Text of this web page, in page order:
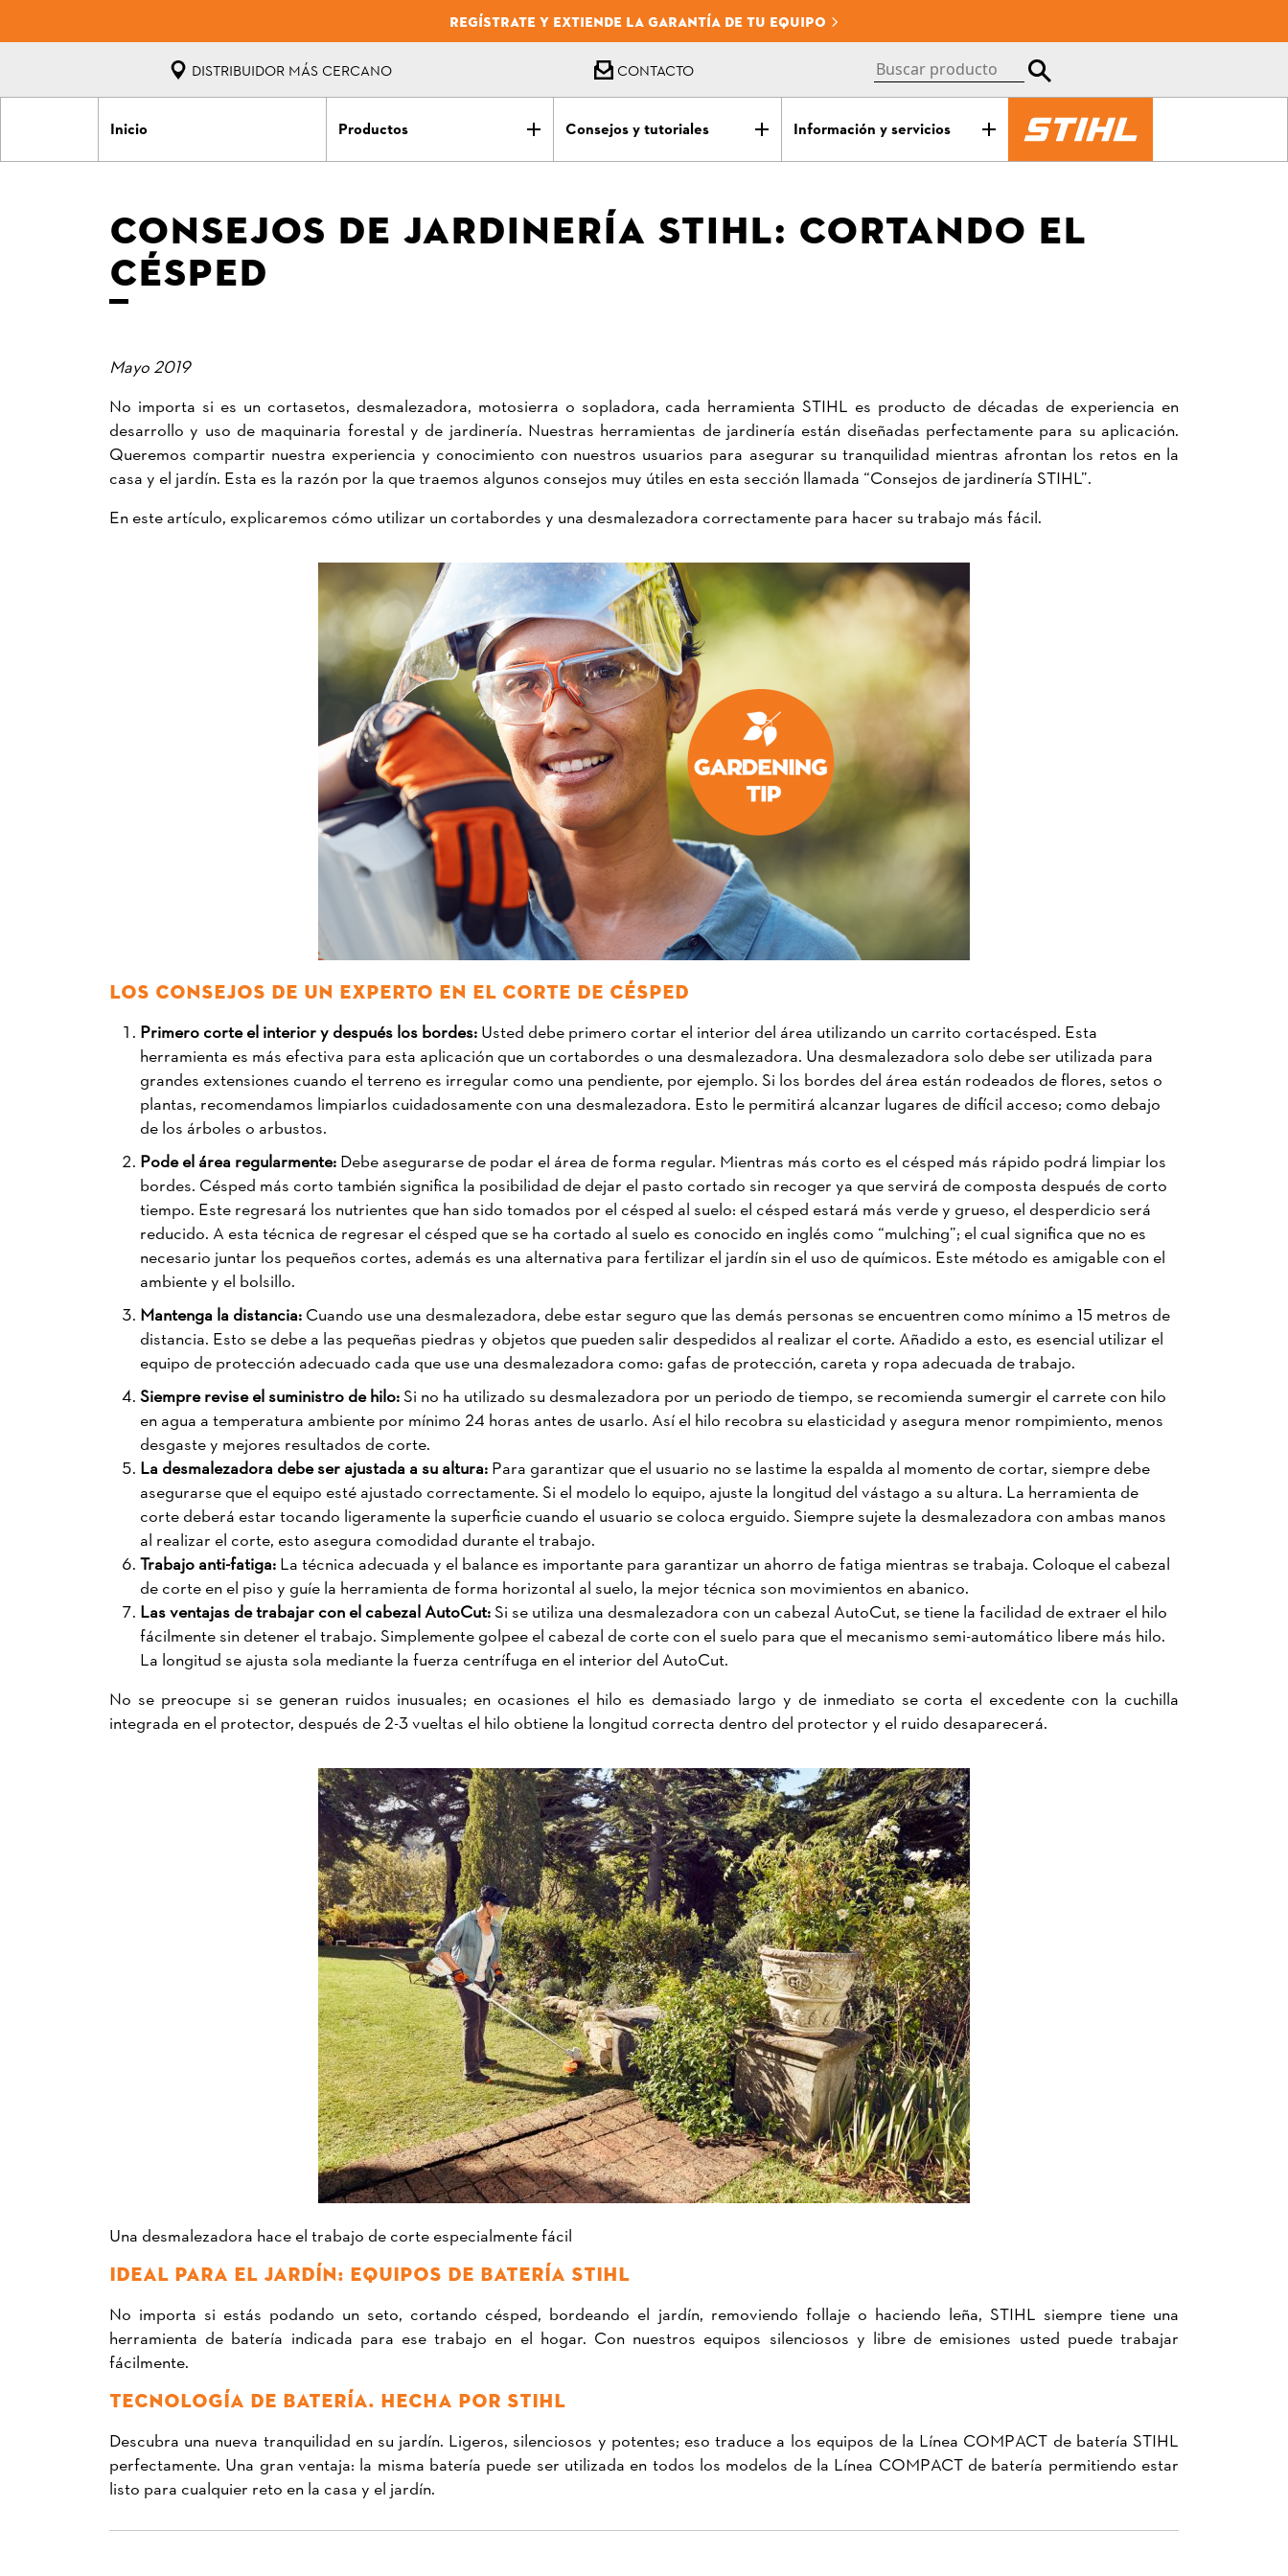
REGÍSTRATE Y EXTIENDE LA GARANTÍA DE TU EQUIPO
DISTRIBUIDOR MÁS CERCANO CONTACTO
Inicio Productos Consejos y tutoriales Información y servicios
CONSEJOS DE JARDINERÍA STIHL: CORTANDO EL
CÉSPED
Mayo 2019
No importa si es un cortasetos, desmalezadora, motosierra o sopladora, cada herramienta STIHL es producto de décadas de experiencia en
desarrollo y uso de maquinaria forestal y de jardinería. Nuestras herramientas de jardinería están diseñadas perfectamente para su aplicación.
Queremos compartir nuestra experiencia y conocimiento con nuestros usuarios para asegurar su tranquilidad mientras afrontan los retos en la
casa y el jardín. Esta es la razón por la que traemos algunos consejos muy útiles en esta sección llamada “Consejos de jardinería STIHL”.
En este artículo, explicaremos cómo utilizar un cortabordes y una desmalezadora correctamente para hacer su trabajo más fácil.
LOS CONSEJOS DE UN EXPERTO EN EL CORTE DE CÉSPED
Primero corte el interior y después los bordes: Usted debe primero cortar el interior del área utilizando un carrito cortacésped. Esta
herramienta es más efectiva para esta aplicación que un cortabordes o una desmalezadora. Una desmalezadora solo debe ser utilizada para
grandes extensiones cuando el terreno es irregular como una pendiente, por ejemplo. Si los bordes del área están rodeados de flores, setos o
plantas, recomendamos limpiarlos cuidadosamente con una desmalezadora. Esto le permitirá alcanzar lugares de difícil acceso; como debajo
de los árboles o arbustos.
Pode el área regularmente: Debe asegurarse de podar el área de forma regular. Mientras más corto es el césped más rápido podrá limpiar los
bordes. Césped más corto también significa la posibilidad de dejar el pasto cortado sin recoger ya que servirá de composta después de corto
tiempo. Este regresará los nutrientes que han sido tomados por el césped al suelo: el césped estará más verde y grueso, el desperdicio será
reducido. A esta técnica de regresar el césped que se ha cortado al suelo es conocido en inglés como “mulching”; el cual significa que no es
necesario juntar los pequeños cortes, además es una alternativa para fertilizar el jardín sin el uso de químicos. Este método es amigable con el
ambiente y el bolsillo.
Mantenga la distancia: Cuando use una desmalezadora, debe estar seguro que las demás personas se encuentren como mínimo a 15 metros de
distancia. Esto se debe a las pequeñas piedras y objetos que pueden salir despedidos al realizar el corte. Añadido a esto, es esencial utilizar el
equipo de protección adecuado cada que use una desmalezadora como: gafas de protección, careta y ropa adecuada de trabajo.
Siempre revise el suministro de hilo:Si no ha utilizado su desmalezadora por un periodo de tiempo, se recomienda sumergir el carrete con hilo
en agua a temperatura ambiente por mínimo 24 horas antes de usarlo. Así el hilo recobra su elasticidad y asegura menor rompimiento, menos
desgaste y mejores resultados de corte.
La desmalezadora debe ser ajustada a su altura: Para garantizar que el usuario no se lastime la espalda al momento de cortar, siempre debe
asegurarse que el equipo esté ajustado correctamente. Si el modelo lo equipo, ajuste la longitud del vástago a su altura. La herramienta de
corte deberá estar tocando ligeramente la superficie cuando el usuario se coloca erguido. Siempre sujete la desmalezadora con ambas manos
al realizar el corte, esto asegura comodidad durante el trabajo.
Trabajo anti-fatiga: La técnica adecuada y el balance es importante para garantizar un ahorro de fatiga mientras se trabaja. Coloque el cabezal
de corte en el piso y guíe la herramienta de forma horizontal al suelo, la mejor técnica son movimientos en abanico.
Las ventajas de trabajar con el cabezal AutoCut:Si se utiliza una desmalezadora con un cabezal AutoCut, se tiene la facilidad de extraer el hilo
fácilmente sin detener el trabajo. Simplemente golpee el cabezal de corte con el suelo para que el mecanismo semi-automático libere más hilo.
La longitud se ajusta sola mediante la fuerza centrífuga en el interior del AutoCut.
No se preocupe si se generan ruidos inusuales; en ocasiones el hilo es demasiado largo y de inmediato se corta el excedente con la cuchilla
integrada en el protector, después de 2-3 vueltas el hilo obtiene la longitud correcta dentro del protector y el ruido desaparecerá.
Una desmalezadora hace el trabajo de corte especialmente fácil
IDEAL PARA EL JARDÍN: EQUIPOS DE BATERÍA STIHL
No importa si estás podando un seto, cortando césped, bordeando el jardín, removiendo follaje o haciendo leña, STIHL siempre tiene una
herramienta de batería indicada para ese trabajo en el hogar. Con nuestros equipos silenciosos y libre de emisiones usted puede trabajar
fácilmente.
TECNOLOGÍA DE BATERÍA. HECHA POR STIHL
Descubra una nueva tranquilidad en su jardín. Ligeros, silenciosos y potentes; eso traduce a los equipos de la Línea COMPACT de batería STIHL
perfectamente. Una gran ventaja: la misma batería puede ser utilizada en todos los modelos de la Línea COMPACT de batería permitiendo estar
listo para cualquier reto en la casa y el jardín.